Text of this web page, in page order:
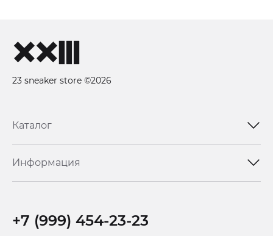
23 sneaker store ©2026
Каталог
Информация
+7 (999) 454-23-23